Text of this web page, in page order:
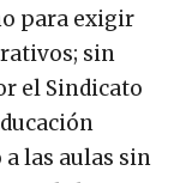
para exigir
sin
el Sindicato
a las aulas sin